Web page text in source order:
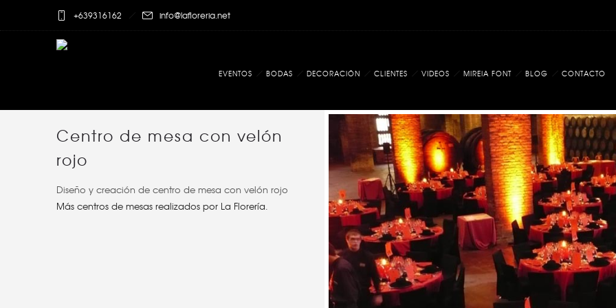
+639316162 info@lafloreria.net
EVENTOS BODAS DECORACIÓN CLIENTES VIDEOS MIREIA FONT BLOG CONTACTO
Centro de mesa con velón
rojo
Diseño y creación de centro de mesa con velón rojo
Más centros de mesas realizados por La Florería.